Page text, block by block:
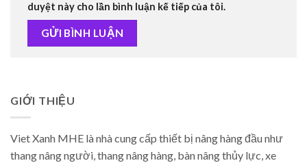
duyệt này cho lần bình luận kế tiếp của tôi.
GIỚI THIỆU
Viet Xanh MHE là nhà cung cấp thiết bị nâng hàng đầu như
thang nâng người, thang nâng hàng, bàn nâng thủy lực, xe